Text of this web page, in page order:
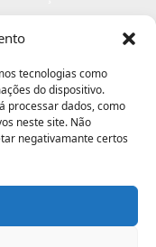
tecnologias como
do dispositivo.
processar dados, como
neste site. Não
negativamante certos
elogios